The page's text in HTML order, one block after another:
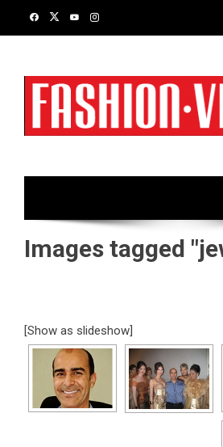
Images tagged
[Show as slideshow]